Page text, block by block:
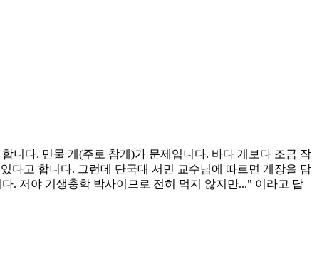
니다. 민물 게(주로 참게)가 문제입니다. 바다 게보다 조금 작
다고 합니다. 그런데 단국대 서민 교수님에 따르면 게장을 담
. 저야 기생충학 박사이므로 전혀 먹지 않지만..." 이라고 답